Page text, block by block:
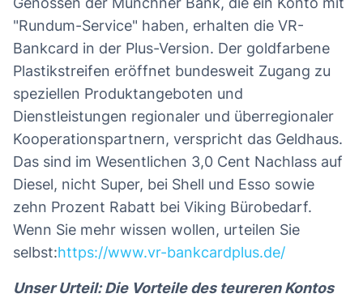
"Rundum-Service" haben, erhalten die VR-
Bankcard in der Plus-Version. Der goldfarbene
Plastikstreifen eröffnet bundesweit Zugang zu
speziellen Produktangeboten und
Dienstleistungen regionaler und überregionaler
Kooperationspartnern, verspricht das Geldhaus.
Das sind im Wesentlichen 3,0 Cent Nachlass auf
Diesel, nicht Super, bei Shell und Esso sowie
zehn Prozent Rabatt bei Viking Bürobedarf.
Wenn Sie mehr wissen wollen, urteilen Sie
selbst:https://www.vr-bankcardplus.de/
Unser Urteil: Die Vorteile des teureren Kontos